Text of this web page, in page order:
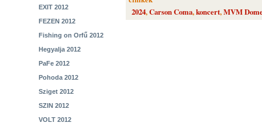
EXIT 2012
FEZEN 2012
Fishing on Orfű 2012
Hegyalja 2012
PaFe 2012
Pohoda 2012
Sziget 2012
SZIN 2012
VOLT 2012
2024,Carson Coma,koncert,MVM